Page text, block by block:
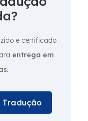
e certificado
entrega em
.
Tradução